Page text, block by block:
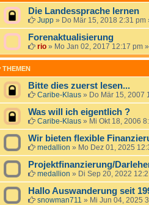
Die Landessprache lernen
Jupp » Do Mär 15, 2018 2:31 pm
Forenaktualisierung
rio » Mo Jan 02, 2017 12:17 pm
THEMEN
Bitte dies zuerst lesen...
Caribe-Klaus » Do Mär 15, 2007
Was will ich eigentlich ?
Caribe-Klaus » Mi Okt 18, 2006
Wir bieten flexible
medallion » Mo Dez 01, 2025
Projektfinanzierung/
medallion » Di Sep 20, 2022
Hallo Auswanderung seit
snowman711 » Mi Jun 04, 2025